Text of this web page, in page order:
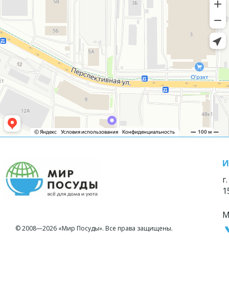
© 2008—2026 «Мир Посуды». Все права защищены.